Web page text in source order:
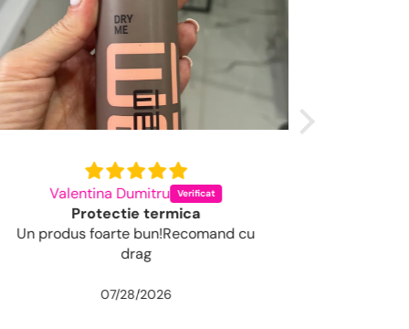
Valentina Dumitru
Protectie termica
Un produs foarte bun!Recomand cu
drag
07/28/2026